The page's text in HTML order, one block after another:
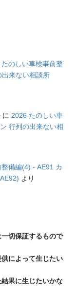
のしい車検事前整
来ない相談所
に 2026 たのしい車
行列の出来ない相
備編(4) - AE91 カ
より
切保証するもので
によって生じたい
果に生じたいかな